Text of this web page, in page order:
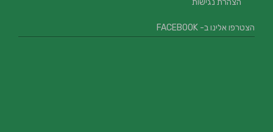
הצטרפו אלינו ב- FACEBOOK